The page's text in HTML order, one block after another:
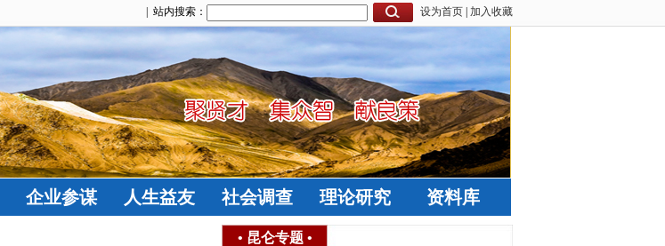
设为首页 加入收藏
| 站内搜索：
企业参谋 人生益友 社会调查 理论研究 资料库
• 昆仑专题 •